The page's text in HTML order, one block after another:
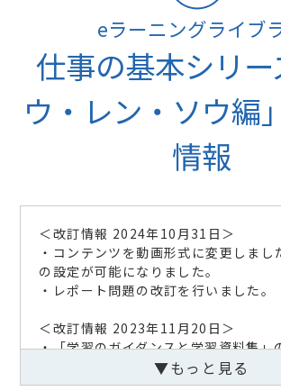
eラーニングライブ
仕事の基本シリー
ウ・レン・ソウ編
情報
＜改訂情報 2024年10月31日＞
・コンテンツを動画形式に変更しまし
の設定が可能になりました。
・レポート問題の改訂を行いました。
＜改訂情報 2023年11月20日＞
・「学習のガイダンスと学習資料集」
▼もっと見る